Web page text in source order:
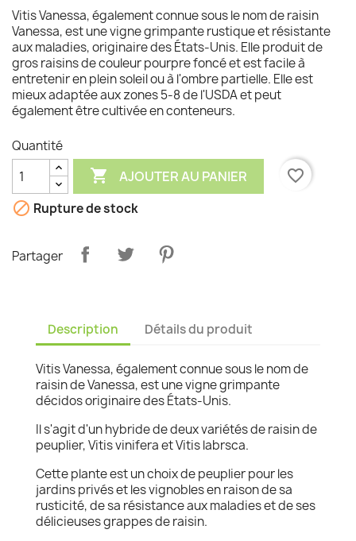
Vitis Vanessa, également connue sous le nom de raisin
Vanessa, est une vigne grimpante rustique et résistante
aux maladies, originaire des États-Unis. Elle produit de
gros raisins de couleur pourpre foncé et est facile à
entretenir en plein soleil ou à l'ombre partielle. Elle est
mieux adaptée aux zones 5-8 de l'USDA et peut
également être cultivée en conteneurs.
Quantité
 AJOUTER AU PANIER
favorite_border
 Rupture de stock
Partager
Description Détails du produit
Vitis Vanessa, également connue sous le nom de
raisin de Vanessa, est une vigne grimpante
décidos originaire des États-Unis.
Il s'agit d'un hybride de deux variétés de raisin de
peuplier, Vitis vinifera et Vitis labrsca.
Cette plante est un choix de peuplier pour les
jardins privés et les vignobles en raison de sa
rusticité, de sa résistance aux maladies et de ses
délicieuses grappes de raisin.